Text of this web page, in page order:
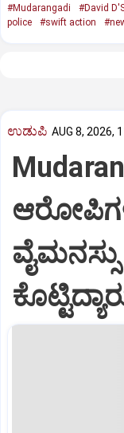
#Mudarangadi #David
police
#swift action
ಉಡುಪಿ AUG 8, 2026,